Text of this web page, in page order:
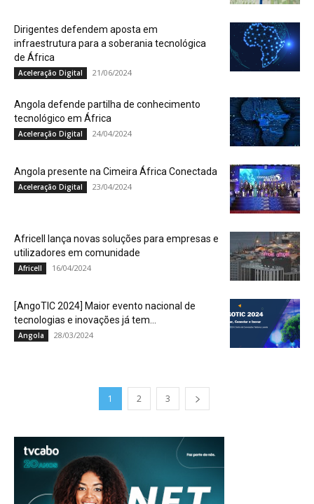
Dirigentes defendem aposta em
infraestrutura para a soberania tecnológica
de África
Aceleração Digital 21/06/2024
Angola defende partilha de conhecimento
tecnológico em África
Aceleração Digital 24/04/2024
Angola presente na Cimeira África Conectada
Aceleração Digital 23/04/2024
Africell lança novas soluções para empresas e
utilizadores em comunidade
Africell 16/04/2024
[AngoTIC 2024] Maior evento nacional de
tecnologias e inovações já tem...
Angola 28/03/2024
1 2 3